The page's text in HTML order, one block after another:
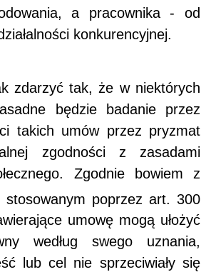
a pracownika - od
konkurencyjnej.
zdarzyć tak, że w niektórych
będzie badanie przez
takich umów przez pryzmat
zgodności z zasadami
Zgodnie bowiem z
poprzez art. 300
umowę mogą ułożyć
według swego uznania,
lub cel nie sprzeciwiały się